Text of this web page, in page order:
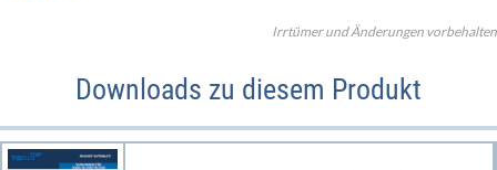
Irrtümer und Änderungen vorbehalten
Downloads zu diesem Produkt